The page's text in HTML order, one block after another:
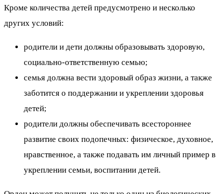
Кроме количества детей предусмотрено и несколько
других условий:
родители и дети должны образовывать здоровую,
социально-ответственную семью;
семья должна вести здоровый образ жизни, а также
заботится о поддержании и укреплении здоровья
детей;
родители должны обеспечивать всестороннее
развитие своих подопечных: физическое, духовное,
нравственное, а также подавать им личный пример в
укреплении семьи, воспитании детей.